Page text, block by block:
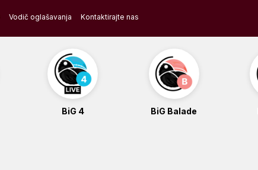
Vodič oglašavanja Kontaktirajte nas
BiG 4 BiG Balade